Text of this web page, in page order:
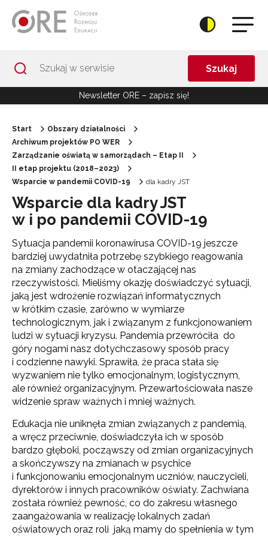
Szukaj
Newsletter ORE – zapisz się!
Start
Obszary działalności
Archiwum projektów PO WER
Zarządzanie oświatą w samorządach – Etap II
II etap projektu (2018–2023)
Wsparcie w pandemii COVID-19
dla kadry JST
Wsparcie dla kadry JST
w i po pandemii COVID-19
Sytuacja pandemii koronawirusa COVID-19 jeszcze
bardziej uwydatniła potrzebę szybkiego reagowania
na zmiany zachodzące w otaczającej nas
rzeczywistości. Mieliśmy okazję doświadczyć sytuacji,
jaką jest wdrożenie rozwiązań informatycznych
w krótkim czasie, zarówno w wymiarze
technologicznym, jak i związanym z funkcjonowaniem
ludzi w sytuacji kryzysu. Pandemia przewróciła do
góry nogami nasz dotychczasowy sposób pracy
i codzienne nawyki. Sprawiła, że praca stała się
wyzwaniem nie tylko emocjonalnym, logistycznym,
ale również organizacyjnym. Przewartościowała nasze
widzenie spraw ważnych i mniej ważnych.
Edukacja nie uniknęła zmian związanych z pandemią,
a wręcz przeciwnie, doświadczyła ich w sposób
bardzo głęboki, począwszy od zmian organizacyjnych
a skończywszy na zmianach w psychice
i funkcjonowaniu emocjonalnym uczniów, nauczycieli,
dyrektorów i innych pracowników oświaty. Zachwiana
została również pewność, co do zakresu własnego
zaangażowania w realizację lokalnych zadań
oświatowych oraz roli jaką mamy do spełnienia w tym